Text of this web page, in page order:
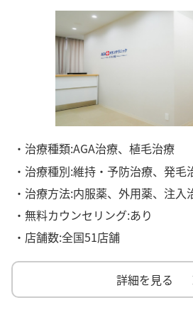
・治療種類:AGA治療、植毛治療
・治療種別:維持・予防治療、発毛
・治療方法:内服薬、外用薬、注入
・無料カウンセリング:あり
・店舗数:全国51店舗
詳細を見る